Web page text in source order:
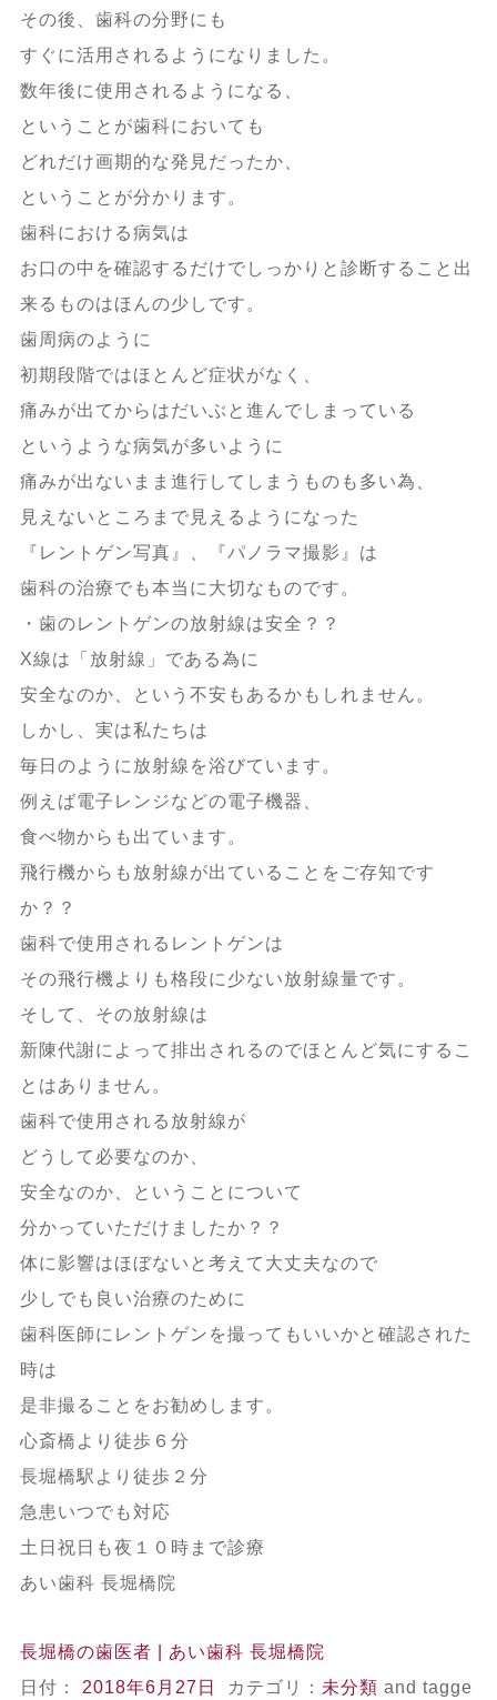
その後、歯科の分野にも
すぐに活用されるようになりました。
数年後に使用されるようになる、
ということが歯科においても
どれだけ画期的な発見だったか、
ということが分かります。
歯科における病気は
お口の中を確認するだけでしっかりと診断すること出
来るものはほんの少しです。
歯周病のように
初期段階ではほとんど症状がなく、
痛みが出てからはだいぶと進んでしまっている
というような病気が多いように
痛みが出ないまま進行してしまうものも多い為、
見えないところまで見えるようになった
『レントゲン写真』、『パノラマ撮影』は
歯科の治療でも本当に大切なものです。
・歯のレントゲンの放射線は安全？？
X線は「放射線」である為に
安全なのか、という不安もあるかもしれません。
しかし、実は私たちは
毎日のように放射線を浴びています。
例えば電子レンジなどの電子機器、
食べ物からも出ています。
飛行機からも放射線が出ていることをご存知です
か？？
歯科で使用されるレントゲンは
その飛行機よりも格段に少ない放射線量です。
そして、その放射線は
新陳代謝によって排出されるのでほとんど気にするこ
とはありません。
歯科で使用される放射線が
どうして必要なのか、
安全なのか、ということについて
分かっていただけましたか？？
体に影響はほぼないと考えて大丈夫なので
少しでも良い治療のために
歯科医師にレントゲンを撮ってもいいかと確認された
時は
是非撮ることをお勧めします。
心斎橋より徒歩６分
長堀橋駅より徒歩２分
急患いつでも対応
土日祝日も夜１０時まで診療
あい歯科 長堀橋院
長堀橋の歯医者 | あい歯科 長堀橋院
日付： 2018年6月27日 カテゴリ： 未分類 and tagge